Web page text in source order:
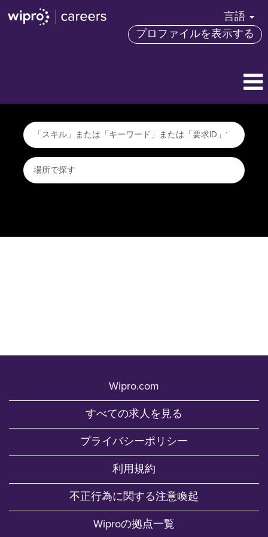
言語
プロファイルを表示する
Wipro.com
すべての求人を見る
プライバシーポリシー
利用規約
不正行為に関する注意喚起
Wiproの拠点一覧